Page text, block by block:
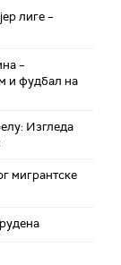
лиге –
–
и фудбал на
Изгледа
мигрантске